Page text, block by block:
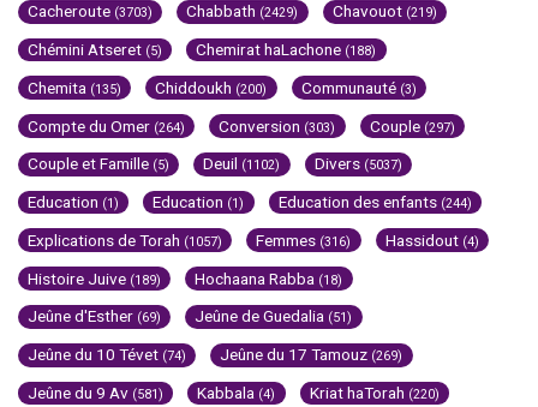
Cacheroute (3703) Chabbath (2429) Chavouot (219)
Chémini Atseret (5) Chemirat haLachone (188)
Chemita (135) Chiddoukh (200) Communauté (3)
Compte du Omer (264) Conversion (303) Couple (297)
Couple et Famille (5) Deuil (1102) Divers (5037)
Education (1) Education (1) Education des enfants (244)
Explications de Torah (1057) Femmes (316) Hassidout (4)
Histoire Juive (189) Hochaana Rabba (18)
Jeûne d'Esther (69) Jeûne de Guedalia (51)
Jeûne du 10 Tévet (74) Jeûne du 17 Tamouz (269)
Jeûne du 9 Av (581) Kabbala (4) Kriat haTorah (220)